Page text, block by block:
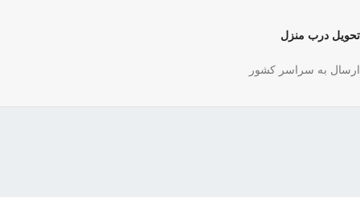
تحویل درب منزل
ارسال به سراسر کشور